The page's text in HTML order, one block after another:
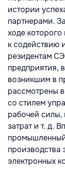
истории
партнерами.
ходе
к содействию
резидентам
предприятия,
возникшим в
рассмотрены
со стилем
рабочей силы,
затрат и т. д.
производства
электронных